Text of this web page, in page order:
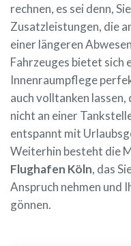
rechnen, es sei denn,
Zusatzleistungen, die
einer längeren
Fahrzeuges bietet sich
Innenraumpflege
auch volltanken
nicht an einer
entspannt mit
Weiterhin besteht die
Flughafen Köln, das
Anspruch nehmen und
gönnen.